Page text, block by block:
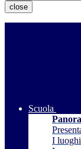
close
Scuola
I luoghi